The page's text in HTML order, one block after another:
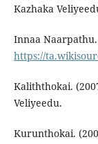
Kazhaka
Innaa
https://
Kaliththokai.
Veliyeedu.
Kurunthokai.